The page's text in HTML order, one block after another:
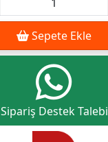
Sepete Ekle
Sipariş Destek Talebi